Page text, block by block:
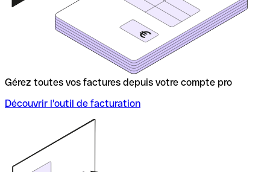
Gérez toutes vos factures depuis votre compte pro
Découvrir l'outil de facturation